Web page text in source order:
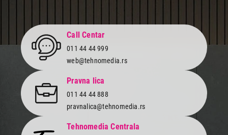
ANTENE
HOME FZ52 DVB-T2
Proizvod je dodat u korpu.
Ukupno u korpi:0,00
Nastavi kupovinu
Call Centar
011 44 44 999
web@tehnomedia.rs
Pravna lica
011 44 44 888
pravnalica@tehnomedia.rs
Tehnomedia Centrala